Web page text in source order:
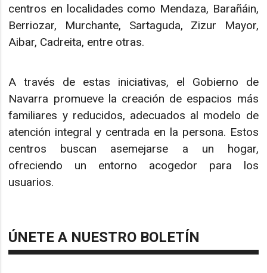
centros en localidades como Mendaza, Barañáin,
Berriozar, Murchante, Sartaguda, Zizur Mayor,
Aibar, Cadreita, entre otras.
A través de estas iniciativas, el Gobierno de
Navarra promueve la creación de espacios más
familiares y reducidos, adecuados al modelo de
atención integral y centrada en la persona. Estos
centros buscan asemejarse a un hogar,
ofreciendo un entorno acogedor para los
usuarios.
ÚNETE A NUESTRO BOLETÍN